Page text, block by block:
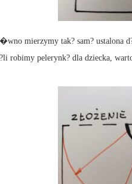
mierzymy tak? sam? ustalona
robimy pelerynk? dla dziecka,